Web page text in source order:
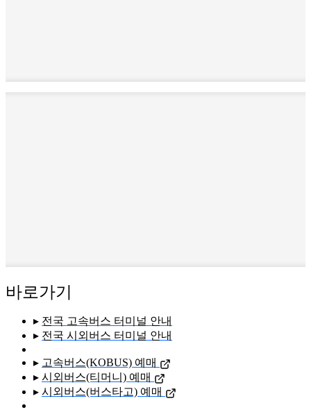
바로가기
▸ 전국 고속버스 터미널 안내
▸ 전국 시외버스 터미널 안내
▸ 고속버스(KOBUS) 예매
▸ 시외버스(티머니) 예매
▸ 시외버스(버스타고) 예매